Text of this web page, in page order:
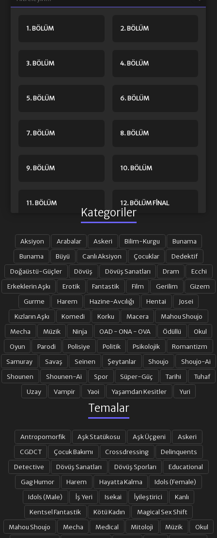
1. BÖLÜM 2. BÖLÜM
3. BÖLÜM 4. BÖLÜM
5. BÖLÜM 6. BÖLÜM
7. BÖLÜM 8. BÖLÜM
9. BÖLÜM 10. BÖLÜM
11. BÖLÜM 12. BÖLÜM FINAL
Kategoriler
Aksiyon Arabalar Askeri Bilim-Kurgu
Bunama
Bunama
Büyü Canlı Aksiyon Çocuklar
Dedektif
Doğaüstü-Güçler
Dövüş Dövüş Sanatları Dram
Ecchi
Erkeklerin Aşkı
Erotik Fantastik Film Gerilim
Gizem
Gurme
Harem Hazine-Avcılığı Hentai
Josei
Kızların Aşkı
Komedi Korku Macera
Mahou Shoujo
Mecha
Müzik Ninja OAD - ONA - OVA Ödüllü
Okul
Oyun
Parodi Polisiye Politik Psikolojik
Romantizm
Samuray
Savaş Seinen Şeytanlar Shoujo
Shoujo-Ai
Shounen
Shounen-Ai Spor Süper-Güç Tarihi
Tuhaf
Uzay
Vampir Yaoi Yaşamdan Kesitler Yuri
Temalar
Antropomorfik Aşk Statükosu Aşk Üçgeni
Askeri
CGDCT
Çocuk Bakımı Crossdressing
Delinquents
Detective
Dövüş Sanatları Dövüş Sporları
Educational
Gag Humor
Harem Hayatta Kalma
Idols (Female)
Idols (Male)
İş Yeri Isekai İyileştirici
Kanlı
Kentsel Fantastik
Kötü Kadın
Magical Sex Shift
Mahou Shoujo
Mecha Medical Mitoloji Müzik
Okul